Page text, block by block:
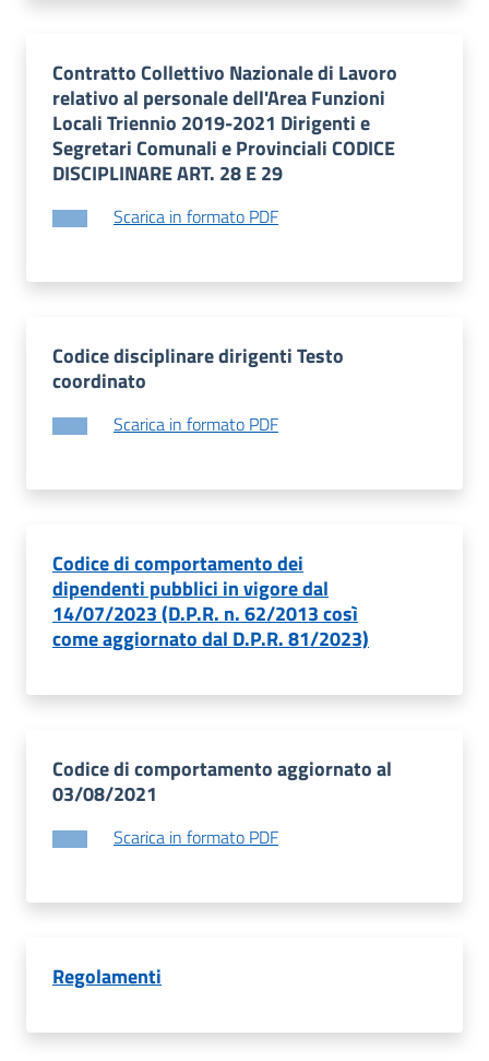
Contratto Collettivo Nazionale di Lavoro
relativo al personale dell'Area Funzioni
Locali Triennio 2019-2021 Dirigenti e
Segretari Comunali e Provinciali CODICE
DISCIPLINARE ART. 28 E 29
Scarica in formato PDF
Codice disciplinare dirigenti Testo
coordinato
Scarica in formato PDF
Codice di comportamento dei
dipendenti pubblici in vigore dal
14/07/2023 (D.P.R. n. 62/2013 così
come aggiornato dal D.P.R. 81/2023)
Codice di comportamento aggiornato al
03/08/2021
Scarica in formato PDF
Regolamenti